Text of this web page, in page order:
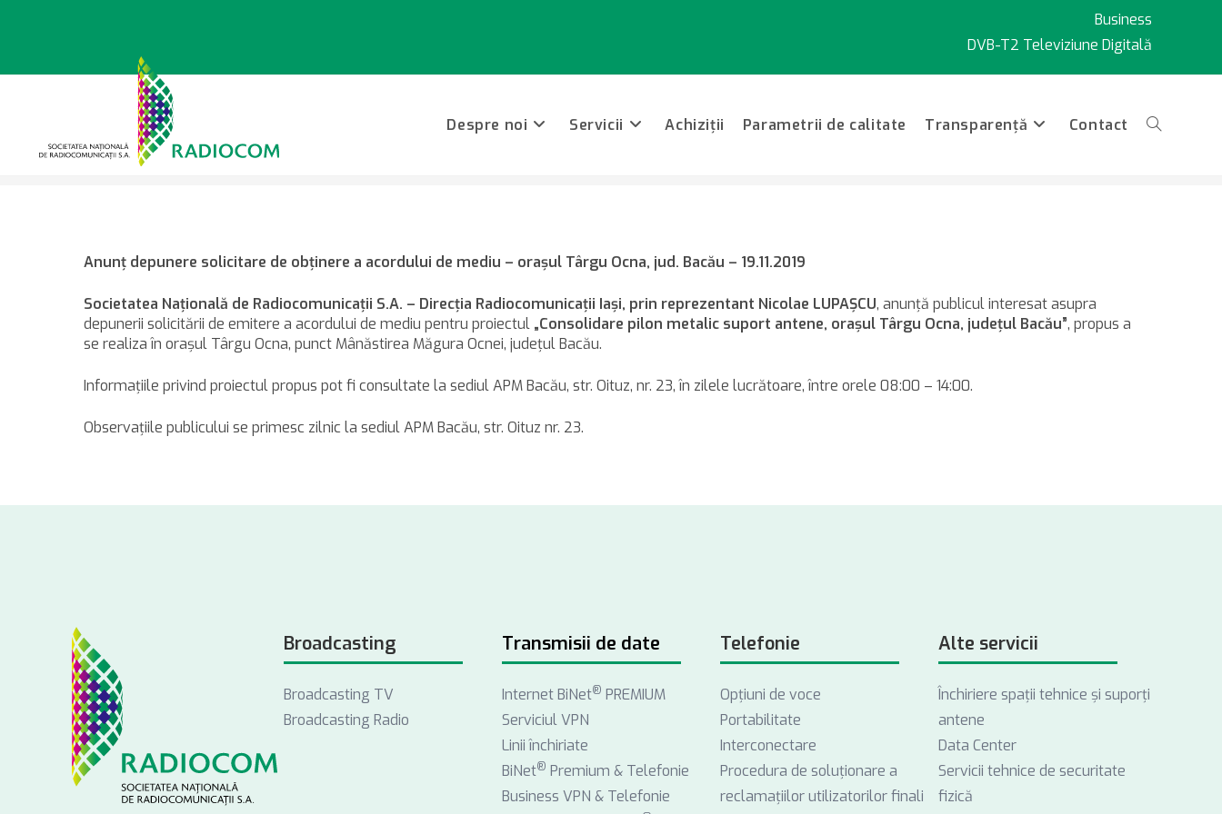
Business
DVB-T2 Televiziune Digitală
Despre noi Servicii Achiziții Parametrii de calitate Transparență Contact Toggle
> Știri
Anunţ depunere solicitare de obţinere a acordului de mediu – oraşul Târgu Ocna, jud. Bacău – 19.11.2019
Societatea Naţională de Radiocomunicaţii S.A. – Direcţia Radiocomunicaţii Iaşi, prin reprezentant Nicolae LUPAŞCU, anunţă publicul interesat asupra
depunerii solicitării de emitere a acordului de mediu pentru proiectul „Consolidare pilon metalic suport antene, oraşul Târgu Ocna, judeţul Bacău”, propus a
se realiza în orașul Târgu Ocna, punct Mânăstirea Măgura Ocnei, judeţul Bacău.
Informaţiile privind proiectul propus pot fi consultate la sediul APM Bacău, str. Oituz, nr. 23, în zilele lucrătoare, între orele 08:00 – 14:00.
Observaţiile publicului se primesc zilnic la sediul APM Bacău, str. Oituz nr. 23.
Broadcasting
Broadcasting TV
Broadcasting Radio
Transmisii de date
Internet BiNet® PREMIUM
Serviciul VPN
Linii închiriate
BiNet® Premium & Telefonie
Business VPN & Telefonie
Telefonie
Opţiuni de voce
Portabilitate
Interconectare
Procedura de soluționare a
reclamațiilor utilizatorilor finali
Alte servicii
Închiriere spații tehnice și suporți
antene
Data Center
Servicii tehnice de securitate
fizică